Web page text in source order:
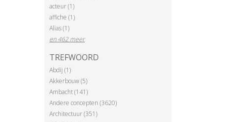
acteur (1)
affiche (1)
Alias (1)
en 462 meer
TREFWOORD
Abdij (1)
Akkerbouw (5)
Ambacht (141)
Andere concepten (3620)
Architectuur (351)